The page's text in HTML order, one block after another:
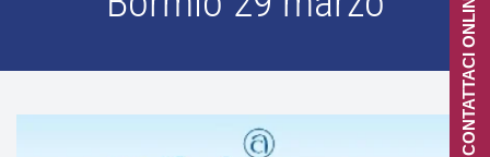
CONTATTACI ONLINE